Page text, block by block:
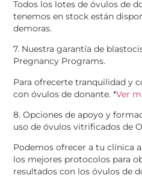
Todos los lotes de óvulos de
tenemos en stock están
demoras.
7. Nuestra garantía de
Pregnancy Programs.
Para ofrecerte tranquilidad y
con óvulos de donante. *Ver
8. Opciones de apoyo y
uso de óvulos vitrificados de
Podemos ofrecer a tu clínica
los mejores protocolos para
resultados con los óvulos de